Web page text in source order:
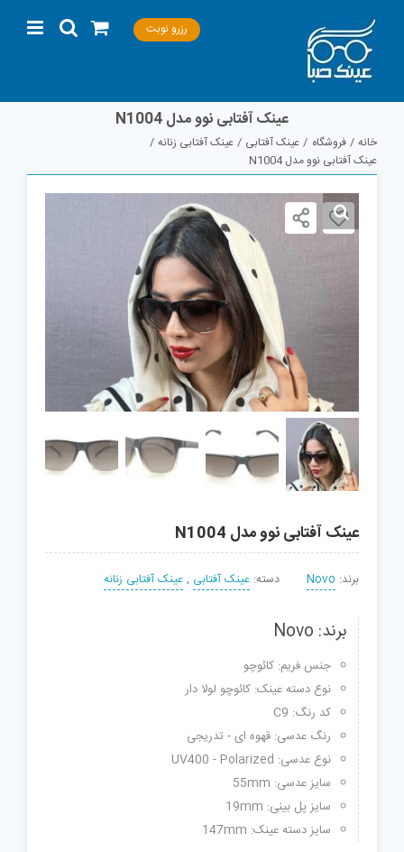
content
رزرو نوبت
عینک آفتابی نوو مدل N1004
خانه فروشگاه عینک آفتابی
عینک آفتابی زنانه
عینک آفتابی نوو مدل N1004
عینک آفتابی نوو مدل N1004
برند: Novo دسته: عینک آفتابی ,عینک آفتابی زنانه
برند: Novo
جنس فریم: کائوچو
نوع دسته عینک: کائوچو لولا دار
کد رنگ: C9
رنگ عدسی: قهوه ای - تدریجی
نوع عدسی: UV400 - Polarized
سایز عدسی: 55mm
سایز پل بینی: 19mm
سایز دسته عینک: 147mm